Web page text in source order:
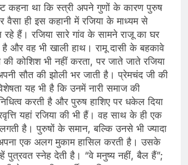
कहना था कि स्त्री अपने गुणों के कारण पुरुष
ही इस कहानी में रजिया के माध्यम से
हैं। रजिया सारे गांव के सामने राजू का घर
और वह भी खाली हाथ। रामू दासी के बहकावे
कोशिश भी नहीं करता, पर जाते जाते रजिया
सौत की झोली भर जाती है। प्रेमचंद जी की
यह भी है कि उनमें नारी समाज की
करती है और पुरुष हाशिए पर धकेल दिया
यहां रजिया की भी हैं। वह साथ के ही एक
है। पुरुषों के समान, बल्कि उनसे भी ज्यादा
एक अलग मुकाम हासिल करती है। उसके
पुत्रवत स्नेह देती है। “वे मनुष्य नहीं, बैल हैं”;